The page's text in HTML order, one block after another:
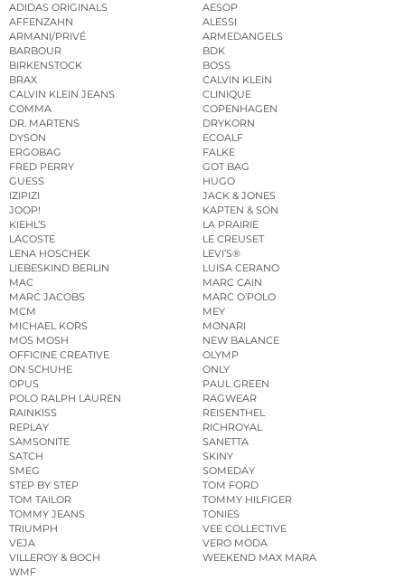
ADIDAS ORIGINALS
AESOP
AFFENZAHN
ALESSI
ARMANI/PRIVÉ
ARMEDANGELS
BARBOUR
BDK
BIRKENSTOCK
BOSS
BRAX
CALVIN KLEIN
CALVIN KLEIN JEANS
CLINIQUE
COMMA
COPENHAGEN
DR. MARTENS
DRYKORN
DYSON
ECOALF
ERGOBAG
FALKE
FRED PERRY
GOT BAG
GUESS
HUGO
IZIPIZI
JACK & JONES
JOOP!
KAPTEN & SON
KIEHL’S
LA PRAIRIE
LACOSTE
LE CREUSET
LENA HOSCHEK
LEVI’S®
LIEBESKIND BERLIN
LUISA CERANO
MAC
MARC CAIN
MARC JACOBS
MARC O’POLO
MCM
MEY
MICHAEL KORS
MONARI
MOS MOSH
NEW BALANCE
OFFICINE CREATIVE
OLYMP
ON SCHUHE
ONLY
OPUS
PAUL GREEN
POLO RALPH LAUREN
RAGWEAR
RAINKISS
REISENTHEL
REPLAY
RICHROYAL
SAMSONITE
SANETTA
SATCH
SKINY
SMEG
SOMEDAY
STEP BY STEP
TOM FORD
TOM TAILOR
TOMMY HILFIGER
TOMMY JEANS
TONIES
TRIUMPH
VEE COLLECTIVE
VEJA
VERO MODA
VILLEROY & BOCH
WEEKEND MAX MARA
WMF